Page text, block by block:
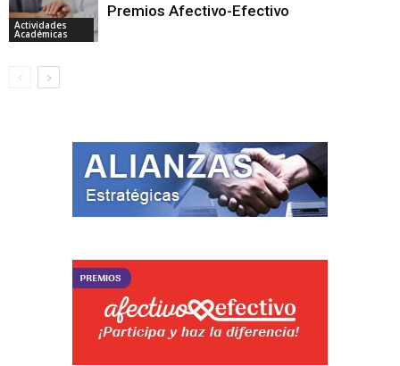
Actividades
Académicas
Premios Afectivo-Efectivo